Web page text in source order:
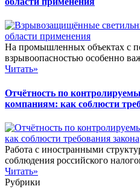
На промышленных объектах с
взрывоопасностью особенно
Читать»
Отчётность по
компаниям: как соблюсти
Работа с иностранными
соблюдения российского
Читать»
Рубрики